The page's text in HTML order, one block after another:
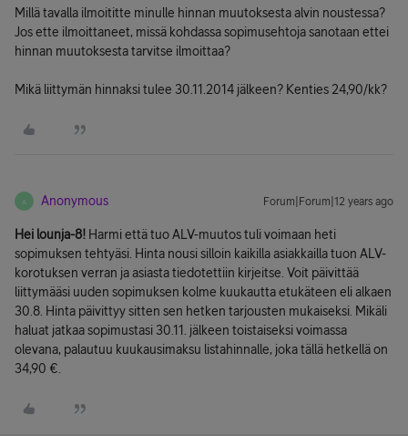
Millä tavalla ilmoititte minulle hinnan muutoksesta alvin noustessa?
Jos ette ilmoittaneet, missä kohdassa sopimusehtoja sanotaan ettei
hinnan muutoksesta tarvitse ilmoittaa?
Mikä liittymän hinnaksi tulee 30.11.2014 jälkeen? Kenties 24,90/kk?
A Anonymous Forum|Forum|12 years ago
Hei lounja-8! Harmi että tuo ALV-muutos tuli voimaan heti
sopimuksen tehtyäsi. Hinta nousi silloin kaikilla asiakkailla tuon ALV-
korotuksen verran ja asiasta tiedotettiin kirjeitse. Voit päivittää
liittymääsi uuden sopimuksen kolme kuukautta etukäteen eli alkaen
30.8. Hinta päivittyy sitten sen hetken tarjousten mukaiseksi. Mikäli
haluat jatkaa sopimustasi 30.11. jälkeen toistaiseksi voimassa
olevana, palautuu kuukausimaksu listahinnalle, joka tällä hetkellä on
34,90 €.